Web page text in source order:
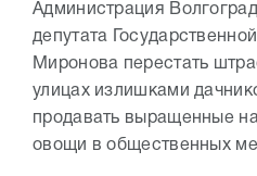
Администрация
депутата
Миронова перестать
улицах излишками
продавать выращенные
овощи в общественных